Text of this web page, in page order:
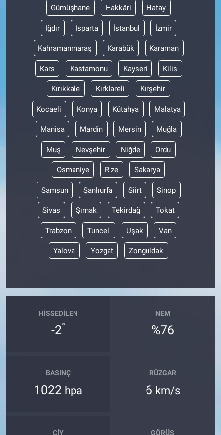
Gümüşhane Hakkâri Hatay
Iğdır Isparta İstanbul İzmir
Kahramanmaraş Karabük Karaman
Kars Kastamonu Kayseri Kilis
Kırıkkale Kırklareli Kırşehir
Kocaeli Konya Kütahya Malatya
Manisa Mardin Mersin Muğla
Muş Nevşehir Niğde Ordu
Osmaniye Rize Sakarya
Samsun Şanlıurfa Siirt Sinop
Sivas Şırnak Tekirdağ Tokat
Trabzon Tunceli Uşak Van
Yalova Yozgat Zonguldak
HISSEDILEN
-2°
NEM
%76
BASINÇ
1022 hpa
RÜZGAR
6 km/s
ÇIY GÖRÜŞ